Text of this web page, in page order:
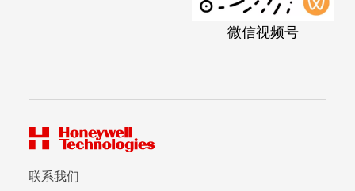
微信视频号
联系我们